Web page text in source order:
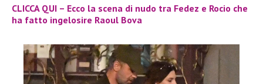
CLICCA QUI – Ecco la scena di nudo tra Fedez e Rocio che
ha fatto ingelosire Raoul Bova